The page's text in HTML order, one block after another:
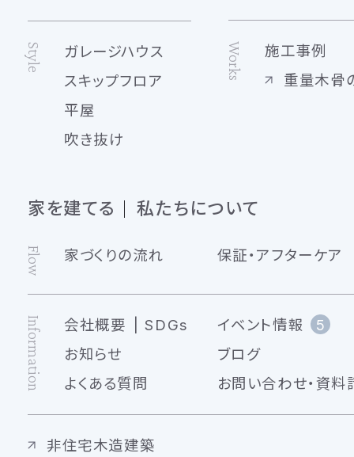
Style
ガレージハウス
スキップフロア
平屋
吹き抜け
Works
施工事例
重量木骨
家を建てる 私たちについて
Flow 家づくりの流れ 保証・アフターケア
Information 会社概要 SDGs イベント情報
5
お知らせ
ブログ
よくある質問
お問い合わせ・資料
非住宅木造建築